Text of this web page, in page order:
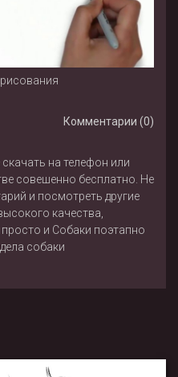
Комментарии (0)
на телефон или
совешенно бесплатно. Не
и посмотреть другие
качества,
и Собаки поэтапно
собаки